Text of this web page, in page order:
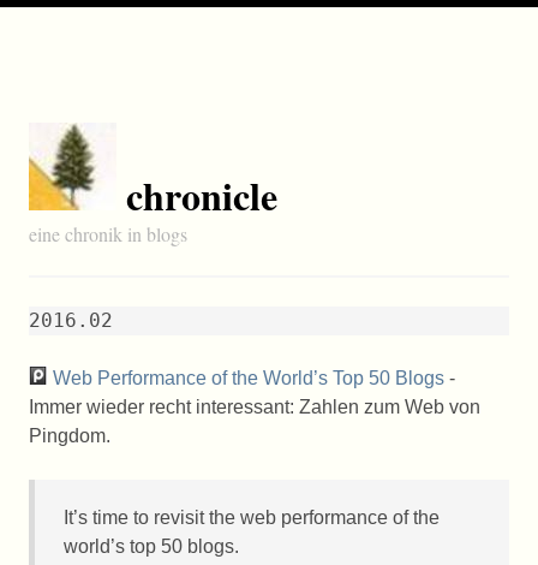
chronicle
eine chronik in blogs
2016.02
Web Performance of the World’s Top 50 Blogs -
Immer wieder recht interessant: Zahlen zum Web von
Pingdom.
It’s time to revisit the web performance of the
world’s top 50 blogs.